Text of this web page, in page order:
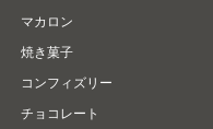
マカロン
焼き菓子
コンフィズリー
チョコレート